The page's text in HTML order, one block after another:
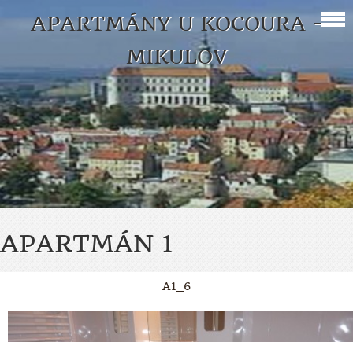
APARTMÁNY U KOCOURA -
MIKULOV
APARTMÁN 1
A1_6